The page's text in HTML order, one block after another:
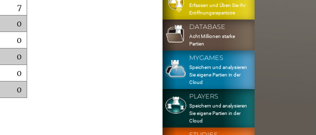
7
0
0
0
0
0
Erfassen und Üben Sie Ihr
Eröffnungsrepertoire
DATABASE
Acht Millionen starke
Partien
MYGAMES
Speichern und analysieren
Sie eigene Partien in der
Cloud
PLAYERS
Speichern und analysieren
Sie eigene Partien in der
Cloud